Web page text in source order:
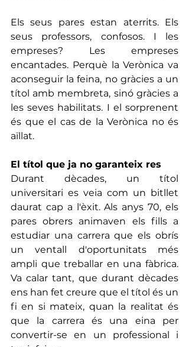
Els seus pares estan aterrits. Els
seus professors, confosos. I les
empreses? Les empreses
encantades. Perquè la Verònica va
aconseguir la feina, no gràcies a un
títol amb membreta, sinó gràcies a
les seves habilitats. I el sorprenent
és que el cas de la Verònica no és
aïllat.
El títol que ja no garanteix res
Durant dècades, un títol
universitari es veia com un bitllet
daurat cap a l'èxit. Als anys 70, els
pares obrers animaven els fills a
estudiar una carrera que els obrís
un ventall d'oportunitats més
ampli que treballar en una fàbrica.
Va calar tant, que durant dècades
ens han fet creure que el títol és un
fi en si mateix, quan la realitat és
que la carrera és una eina per
convertir-se en un professional i